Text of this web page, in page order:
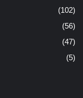
(102)
(56)
(47)
(5)